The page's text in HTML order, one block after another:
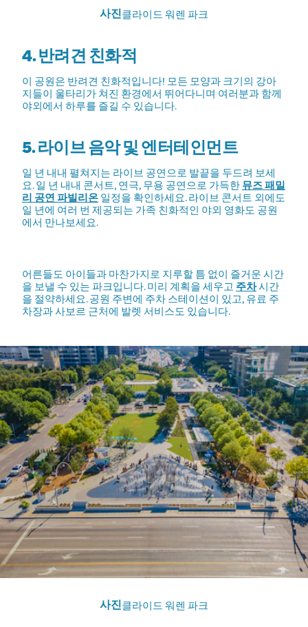
사진클라이드 워렌 파크
4. 반려견 친화적
이 공원은 반려견 친화적입니다! 모든 모양과 크기의 강아
지들이 울타리가 쳐진 환경에서 뛰어다니며 여러분과 함께
야외에서 하루를 즐길 수 있습니다.
5. 라이브 음악 및 엔터테인먼트
일 년 내내 펼쳐지는 라이브 공연으로 발끝을 두드려 보세
요. 일 년 내내 콘서트, 연극, 무용 공연으로 가득한 뮤즈 패밀
리 공연 파빌리온 일정을 확인하세요. 라이브 콘서트 외에도
일 년에 여러 번 제공되는 가족 친화적인 야외 영화도 공원
에서 만나보세요.
어른들도 아이들과 마찬가지로 지루할 틈 없이 즐거운 시간
을 보낼 수 있는 파크입니다. 미리 계획을 세우고 주차시간
을 절약하세요. 공원 주변에 주차 스테이션이 있고, 유료 주
차장과 사보르 근처에 발렛 서비스도 있습니다.
사진클라이드 워렌 파크